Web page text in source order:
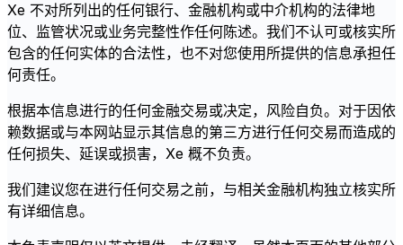
Xe 不对所列出的任何银行、金融机构或中介机构的法律地
位、监管状况或业务完整性作任何陈述。我们不认可或核实所
包含的任何实体的合法性，也不对您使用所提供的信息承担任
何责任。
根据本信息进行的任何金融交易或决定，风险自负。对于因依
赖数据或与本网站显示其信息的第三方进行任何交易而造成的
任何损失、延误或损害，Xe 概不负责。
我们建议您在进行任何交易之前，与相关金融机构独立核实所
有详细信息。